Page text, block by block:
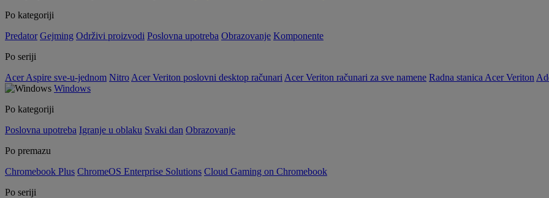
Po kategoriji
Predator Gejming Održivi proizvodi Poslovna upotreba Obrazovanje Komponente
Po seriji
Acer Aspire sve-u-jednom Nitro Acer Veriton poslovni desktop računari Acer Veriton računari za sve namene Radna stanica Acer Veriton
Windows
Po kategoriji
Poslovna upotreba Igranje u oblaku Svaki dan Obrazovanje
Po premazu
Chromebook Plus ChromeOS Enterprise Solutions Cloud Gaming on Chromebook
Po seriji